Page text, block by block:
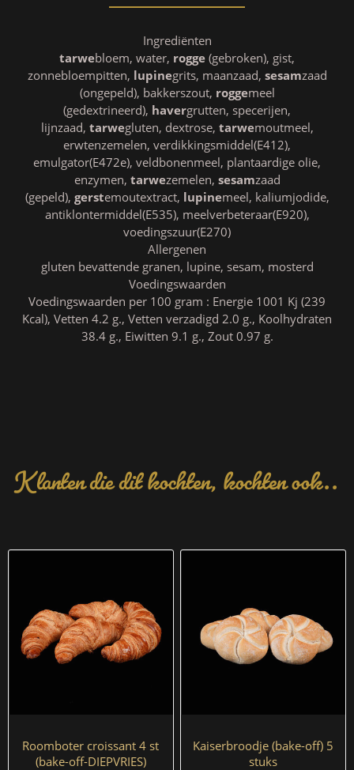
Ingrediënten
tarwebloem, water, rogge (gebroken), gist,
zonnebloempitten, lupinegrits, maanzaad, sesamzaad
(ongepeld), bakkerszout, roggemeel
(gedextrineerd), havergrutten, specerijen,
lijnzaad, tarwegluten, dextrose, tarwemoutmeel,
erwtenzemelen, verdikkingsmiddel(E412),
emulgator(E472e), veldbonenmeel, plantaardige olie,
enzymen, tarwezemelen, sesamzaad
(gepeld), gerstemoutextract, lupinemeel, kaliumjodide,
antiklontermiddel(E535), meelverbeteraar(E920),
voedingszuur(E270)
Allergenen
gluten bevattende granen, lupine, sesam, mosterd
Voedingswaarden
Voedingswaarden per 100 gram : Energie 1001 Kj (239
Kcal), Vetten 4.2 g., Vetten verzadigd 2.0 g., Koolhydraten
38.4 g., Eiwitten 9.1 g., Zout 0.97 g.
Klanten die dit kochten, kochten ook..
Roomboter croissant 4 st
(bake-off-DIEPVRIES)
Kaiserbroodje (bake-off) 5
stuks